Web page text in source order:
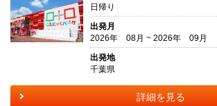
日帰り
出発月
2026年 08月 ~ 2026年 09月
出発地
千葉県
詳細を見る